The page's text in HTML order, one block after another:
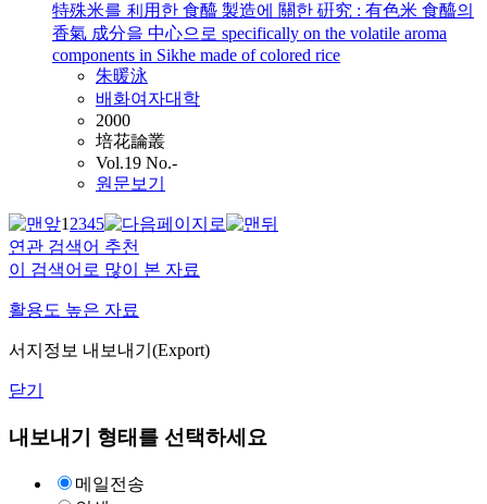
特殊米를 利用한 食醯 製造에 關한 硏究 : 有色米 食醯의
香氣 成分을 中心으로 specifically on the volatile aroma
components in Sikhe made of colored rice
朱暖泳
배화여자대학
2000
培花論叢
Vol.19 No.-
원문보기
12345
연관 검색어 추천
이 검색어로 많이 본 자료
활용도 높은 자료
서지정보 내보내기(Export)
닫기
내보내기 형태를 선택하세요
메일전송